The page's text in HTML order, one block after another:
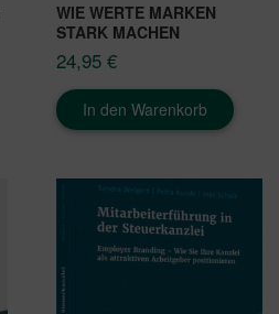
WIE WERTE MARKEN
STARK MACHEN
24,95 €
In den Warenkorb